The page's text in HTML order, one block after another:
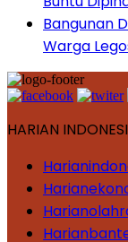
Bangunan
Warga
HARIAN